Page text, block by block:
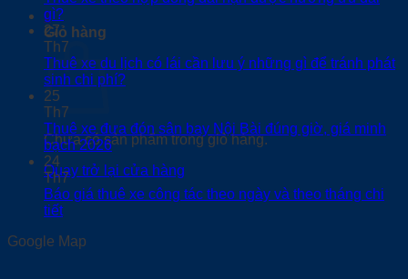
0
Giỏ hàng
Chưa có sản phẩm trong giỏ hàng.
Quay trở lại cửa hàng
gì?
27
Th7
Thuê xe du lịch có lái cần lưu ý những gì để tránh phát
sinh chi phí?
25
Th7
Thuê xe đưa đón sân bay Nội Bài đúng giờ, giá minh
bạch 2026
24
Th7
Báo giá thuê xe công tác theo ngày và theo tháng chi
tiết
Google Map